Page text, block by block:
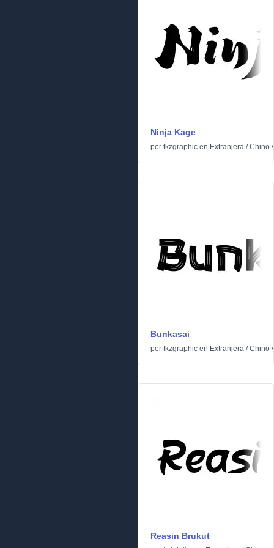
Ninja Kage
por tkzgraphic en Extranjera /Chino
Bunkasai
por tkzgraphic en Extranjera /Chino
Reasin Brukut